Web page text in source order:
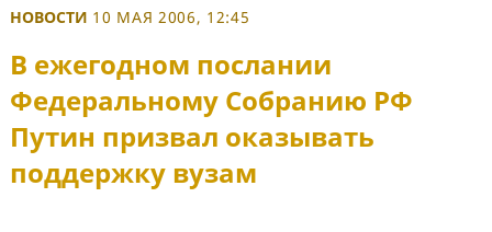
НОВОСТИ 10 МАЯ 2006, 12:45
В ежегодном послании
Федеральному Собранию РФ
Путин призвал оказывать
поддержку вузам